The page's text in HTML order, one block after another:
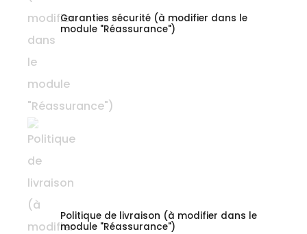
Garanties sécurité (à modifier dans le
module "Réassurance")
Politique de livraison (à modifier dans le
module "Réassurance")